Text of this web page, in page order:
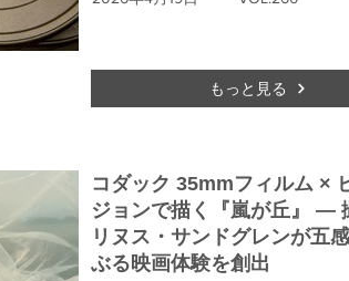
もっと見る
コダック 35mmフィルム ×
ジョンで描く『嵐が丘』 ―
リヌス・サンドグレンが五
ぶる映画体験を創出